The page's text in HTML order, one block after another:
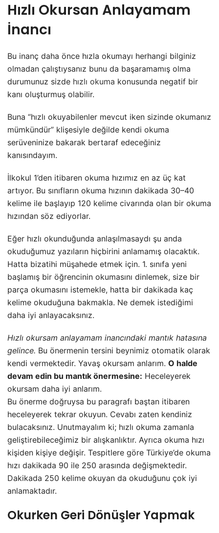
Hızlı Okursan Anlayamam
İnancı
Bu inanç daha önce hızla okumayı herhangi bilginiz
olmadan çalıştıysanız bunu da başaramamış olma
durumunuz sizde hızlı okuma konusunda negatif bir
kanı oluşturmuş olabilir.
Buna “hızlı okuyabilenler mevcut iken sizinde okumanız
mümkündür” klişesiyle değilde kendi okuma
serüveninize bakarak bertaraf edeceğiniz
kanısındayım.
İlkokul 1’den itibaren okuma hızımız en az üç kat
artıyor. Bu sınıfların okuma hızının dakikada 30–40
kelime ile başlayıp 120 kelime civarında olan bir okuma
hızından söz ediyorlar.
Eğer hızlı okunduğunda anlaşılmasaydı şu anda
okuduğumuz yazıların hiçbirini anlamamış olacaktık.
Hatta bizatihi müşahede etmek için. 1. sınıfa yeni
başlamış bir öğrencinin okumasını dinlemek, size bir
parça okumasını istemekle, hatta bir dakikada kaç
kelime okuduğuna bakmakla. Ne demek istediğimi
daha iyi anlayacaksınız.
Hızlı okursam anlayamam inancındaki mantık hatasına
gelince. Bu önermenin tersini beynimiz otomatik olarak
kendi vermektedir. Yavaş okursam anlarım. O halde
devam edin bu mantık önermesine: Heceleyerek
okursam daha iyi anlarım.
Bu önerme doğruysa bu paragrafı baştan itibaren
heceleyerek tekrar okuyun. Cevabı zaten kendiniz
bulacaksınız. Unutmayalım ki; hızlı okuma zamanla
geliştirebileceğimiz bir alışkanlıktır. Ayrıca okuma hızı
kişiden kişiye değişir. Tespitlere göre Türkiye’de okuma
hızı dakikada 90 ile 250 arasında değişmektedir.
Dakikada 250 kelime okuyan da okuduğunu çok iyi
anlamaktadır.
Okurken Geri Dönüşler Yapmak